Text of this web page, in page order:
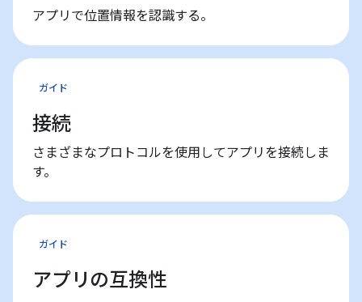
アプリで位置情報を認識する。
ガイド
接続
さまざまなプロトコルを使用してアプリを接続しま
す。
ガイド
アプリの互換性